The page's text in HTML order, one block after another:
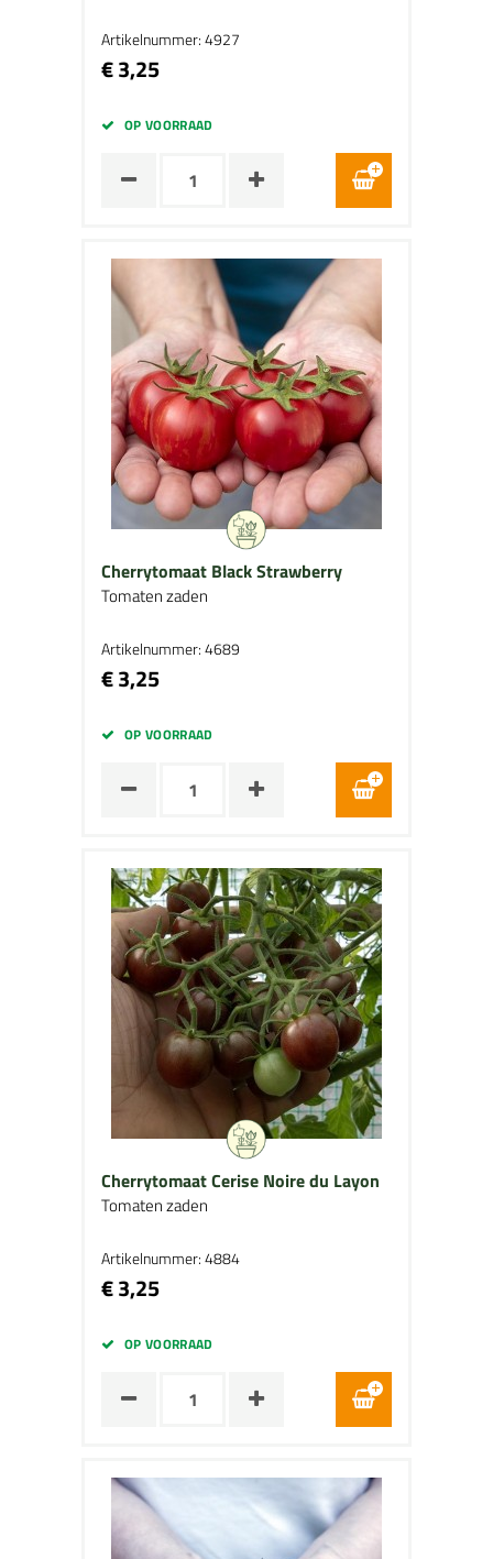
Artikelnummer: 4927
€ 3,25
OP VOORRAAD
Cherrytomaat Black Strawberry
Tomaten zaden
Artikelnummer: 4689
€ 3,25
OP VOORRAAD
Cherrytomaat Cerise Noire du Layon
Tomaten zaden
Artikelnummer: 4884
€ 3,25
OP VOORRAAD